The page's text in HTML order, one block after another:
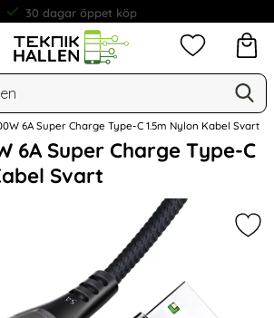
30 dagar öppet köp
Mina
6A Super Charge Type-C 1.5m Nylon Kabel Svart
6A Super Charge Type-C
Svart